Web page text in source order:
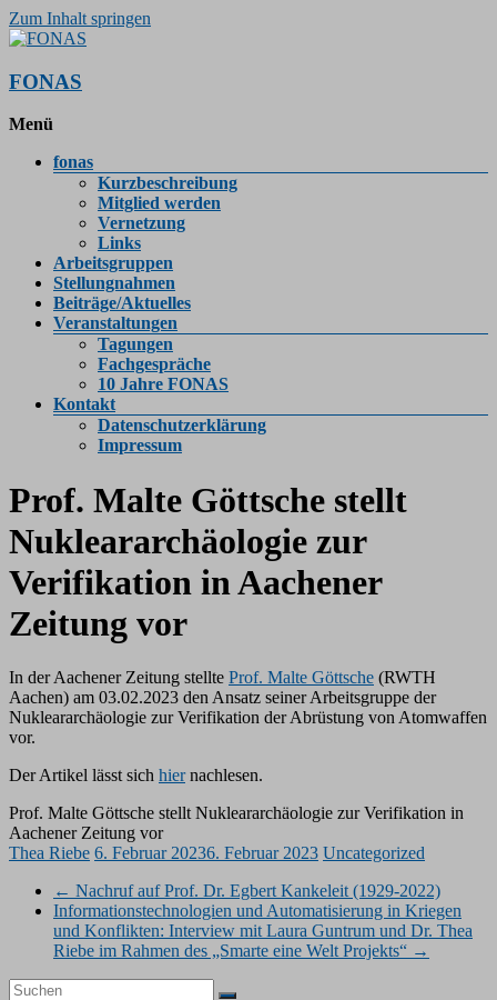
Zum Inhalt springen
FONAS
Menü
fonas
Kurzbeschreibung
Mitglied werden
Vernetzung
Links
Arbeitsgruppen
Stellungnahmen
Beiträge/Aktuelles
Veranstaltungen
Tagungen
Fachgespräche
10 Jahre FONAS
Kontakt
Datenschutzerklärung
Impressum
Prof. Malte Göttsche stellt
Nukleararchäologie zur
Verifikation in Aachener
Zeitung vor
In der Aachener Zeitung stellte Prof. Malte Göttsche (RWTH
Aachen) am 03.02.2023 den Ansatz seiner Arbeitsgruppe der
Nukleararchäologie zur Verifikation der Abrüstung von Atomwaffen
vor.
Der Artikel lässt sich hiernachlesen.
Prof. Malte Göttsche stellt Nukleararchäologie zur Verifikation in
Aachener Zeitung vor
Thea Riebe 6. Februar 20236. Februar 2023 Uncategorized
← Nachruf auf Prof. Dr. Egbert Kankeleit (1929-2022)
Informationstechnologien und Automatisierung in Kriegen
und Konflikten: Interview mit Laura Guntrum und Dr. Thea
Riebe im Rahmen des „Smarte eine Welt Projekts“ →